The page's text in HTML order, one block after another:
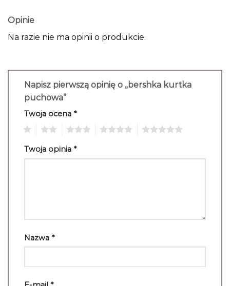
Opinie
Na razie nie ma opinii o produkcie.
Napisz pierwszą opinię o „bershka kurtka
puchowa”
Twoja ocena *
Twoja opinia *
Nazwa *